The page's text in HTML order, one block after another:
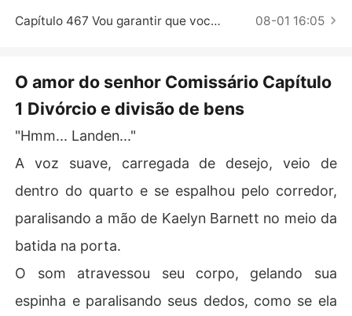
Mesmo assim, algumas pessoas não praravam de despr
Porém, inesperadamente, o tio de seu ex-marido, um co
o.
Capítulo 467 Vou garantir que você pague por isso! 08-01 16:05
O amor do senhor Comissário Capítulo
1 Divórcio e divisão de bens
"Hmm... Landen..."
A voz suave, carregada de desejo, veio de
dentro do quarto e se espalhou pelo corredor,
paralisando a mão de Kaelyn Barnett no meio da
batida na porta.
O som atravessou seu corpo, gelando sua
espinha e paralisando seus dedos, como se ela